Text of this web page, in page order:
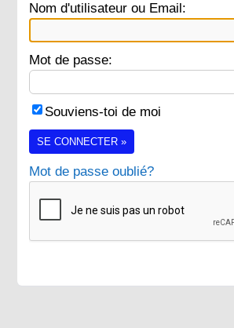
Nom d'utilisateur ou Email:
Mot de passe:
Souviens-toi de moi
SE CONNECTER »
Mot de passe oublié?